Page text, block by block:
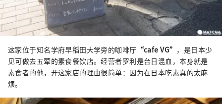
这家位于知名学府早稻田大学旁的咖啡厅 “cafe VG” ，是日本少
见可做去五荤的素食餐饮店。经营者罗利是台日混血，本身就是
素食者的他，开这家店的理由很简单：因为在日本吃素真的太麻
烦。